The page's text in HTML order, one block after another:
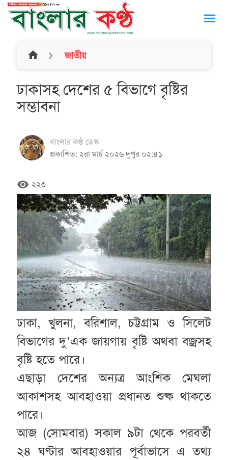
menu
home জাতীয়
ঢাকাসহ দেশের ৫ বিভাগে বৃষ্টির
সম্ভাবনা
বাংলার কণ্ঠ ডেস্ক
প্রকাশিত: ২রা মার্চ ২০২৬ দুপুর ০২:৪১
remove_red_eye ২২৩
ঢাকা, খুলনা, বরিশাল, চট্টগ্রাম ও সিলেট
বিভাগের দু’এক জায়গায় বৃষ্টি অথবা বজ্রসহ
বৃষ্টি হতে পারে।
এছাড়া দেশের অন্যত্র আংশিক মেঘলা
আকাশসহ আবহাওয়া প্রধানত শুষ্ক থাকতে
পারে।
আজ (সোমবার) সকাল ৯টা থেকে পরবর্তী
২৪ ঘণ্টার আবহাওয়ার পূর্বাভাসে এ তথ্য